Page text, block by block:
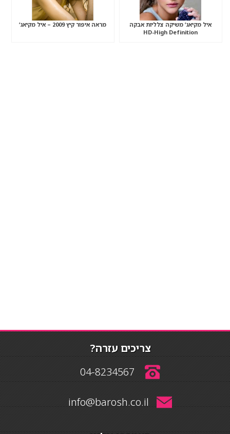
איל מקיאג’ משיקה צלליות אבקה
HD-High Definition
מראה איפור קיץ 2009 – איל מקיאג’
צריכים עזרה?
04-8234567
info@barosh.co.il